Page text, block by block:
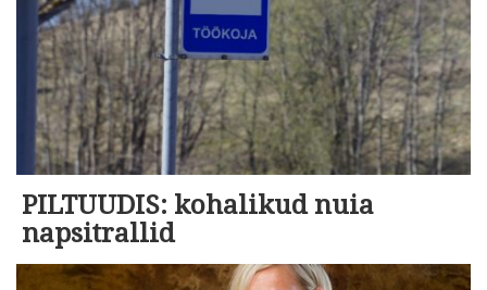
PILTUUDIS: kohalikud nuia
napsitrallid